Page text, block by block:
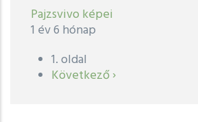
Pajzsvivo képei
1 év 6 hónap
Oldalszámozás
1. oldal
Következő
Következő ›